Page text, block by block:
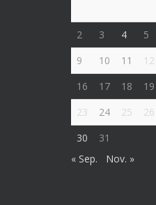
2
3 4 5
9
10 11 12
16
17 18 19
23
24 25 26
30
31
« Sep.
Nov. »